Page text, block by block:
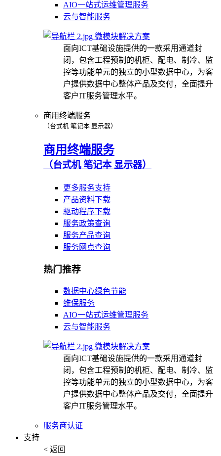
AIO一站式运维管理服务
云与智能服务
微模块解决方案
面向ICT基础设施提供的一款采用通道封
闭，包含工程预制的机柜、配电、制冷、监
控等功能单元的独立的小型数据中心，为客
户提供数据中心整体产品及交付，全面提升
客户IT服务管理水平。
商用终端服务
（台式机 笔记本 显示器）
商用终端服务
（台式机 笔记本 显示器）
更多服务支持
产品资料下载
驱动程序下载
服务政策查询
服务产品查询
服务网点查询
热门推荐
数据中心绿色节能
维保服务
AIO一站式运维管理服务
云与智能服务
微模块解决方案
面向ICT基础设施提供的一款采用通道封
闭，包含工程预制的机柜、配电、制冷、监
控等功能单元的独立的小型数据中心，为客
户提供数据中心整体产品及交付，全面提升
客户IT服务管理水平。
服务商认证
支持
< 返回